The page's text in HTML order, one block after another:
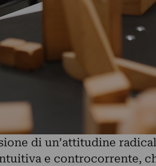
di un’attitudine
e controcorrente,